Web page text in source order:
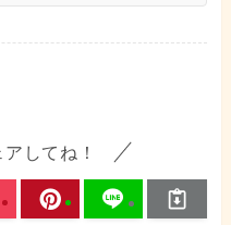
してね！